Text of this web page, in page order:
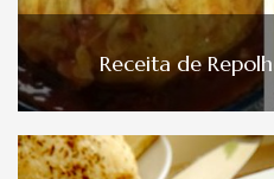
Receita de